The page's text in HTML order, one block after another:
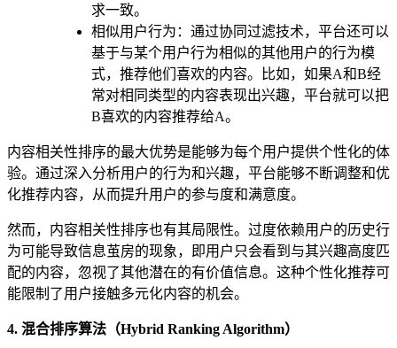
求一致。
相似用户行为：通过协同过滤技术，平台还可以
基于与某个用户行为相似的其他用户的行为模
式，推荐他们喜欢的内容。比如，如果A和B经
常对相同类型的内容表现出兴趣，平台就可以把
B喜欢的内容推荐给A。
内容相关性排序的最大优势是能够为每个用户提供个性化的体
验。通过深入分析用户的行为和兴趣，平台能够不断调整和优
化推荐内容，从而提升用户的参与度和满意度。
然而，内容相关性排序也有其局限性。过度依赖用户的历史行
为可能导致信息茧房的现象，即用户只会看到与其兴趣高度匹
配的内容，忽视了其他潜在的有价值信息。这种个性化推荐可
能限制了用户接触多元化内容的机会。
4. 混合排序算法（Hybrid Ranking Algorithm）